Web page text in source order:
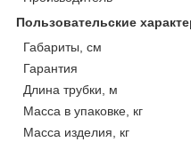
Пользовательские
Габариты, см
Гарантия
Длина трубки, м
Масса в упаковке, кг
Масса изделия, кг